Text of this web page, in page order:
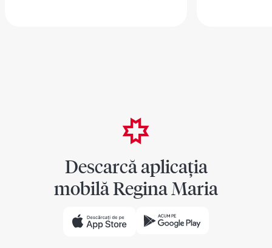
Descarcă aplicația
mobilă Regina Maria